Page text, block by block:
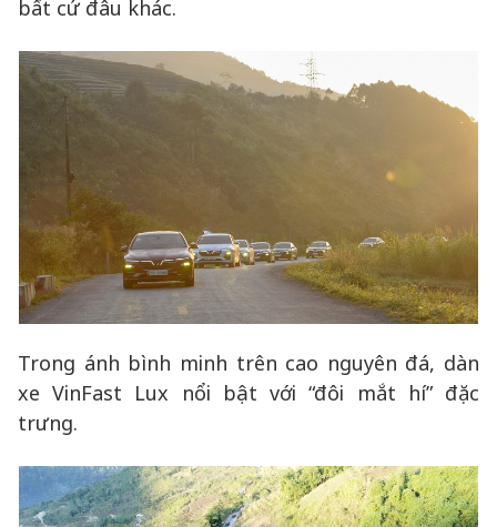
bất cứ đâu khác.
Trong ánh bình minh trên cao nguyên đá, dàn
xe VinFast Lux nổi bật với “đôi mắt hí” đặc
trưng.